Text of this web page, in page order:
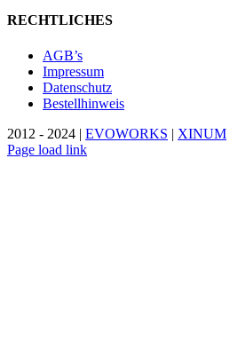
RECHTLICHES
AGB’s
Impressum
Datenschutz
Bestellhinweis
2012 - 2024 | EVOWORKS | XINUM
Page load link